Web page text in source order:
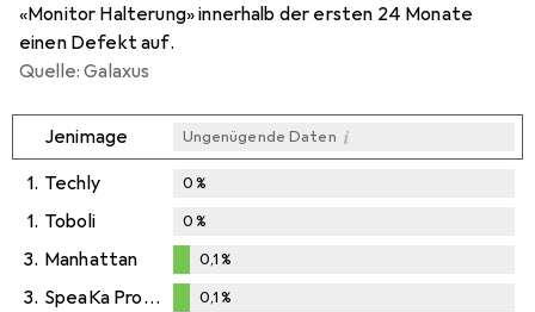
«Monitor Halterung» innerhalb der ersten 24 Monate
einen Defekt auf.
Quelle: Galaxus
Jenimage Ungenügende Daten i
1. Techly 0%
1. Toboli 0%
3. Manhattan
%
0,1%
3. SpeaKa Professional 0,1%